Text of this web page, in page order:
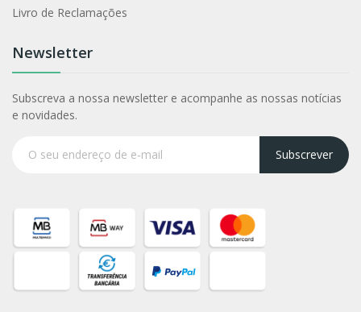
Livro de Reclamações
Newsletter
Subscreva a nossa newsletter e acompanhe as nossas notícias
e novidades.
Subscrever